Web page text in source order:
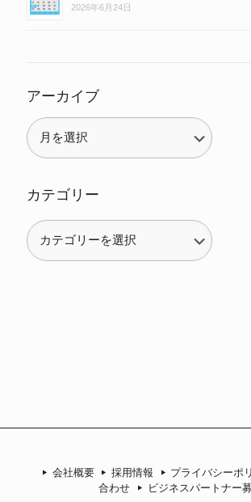
2026年6月24日
アーカイブ
カテゴリー
カ
テ
ゴ
会社概要 採用情報 プライバシーポ
合わせ
ビジネスパートナー